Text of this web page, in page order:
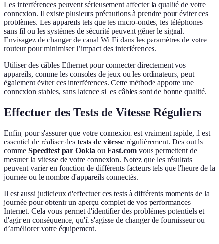
Les interférences peuvent sérieusement affecter la qualité de votre
connexion. Il existe plusieurs précautions à prendre pour éviter ces
problèmes. Les appareils tels que les micro-ondes, les téléphones
sans fil ou les systèmes de sécurité peuvent gêner le signal.
Envisagez de changer de canal Wi-Fi dans les paramètres de votre
routeur pour minimiser l’impact des interférences.
Utiliser des câbles Ethernet pour connecter directement vos
appareils, comme les consoles de jeux ou les ordinateurs, peut
également éviter ces interférences. Cette méthode apporte une
connexion stables, sans latence si les câbles sont de bonne qualité.
Effectuer des Tests de Vitesse Réguliers
Enfin, pour s'assurer que votre connexion est vraiment rapide, il est
essentiel de réaliser des tests de vitesse régulièrement. Des outils
comme Speedtest par Ookla ou Fast.com vous permettent de
mesurer la vitesse de votre connexion. Notez que les résultats
peuvent varier en fonction de différents facteurs tels que l'heure de la
journée ou le nombre d'appareils connectés.
Il est aussi judicieux d'effectuer ces tests à différents moments de la
journée pour obtenir un aperçu complet de vos performances
Internet. Cela vous permet d'identifier des problèmes potentiels et
d'agir en conséquence, qu'il s'agisse de changer de fournisseur ou
d’améliorer votre équipement.